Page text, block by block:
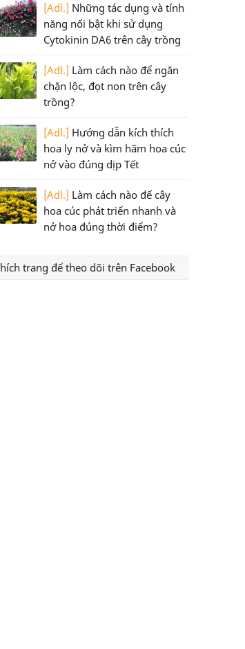
[Adl.] Những tác dụng và tính
năng nổi bật khi sử dụng
Cytokinin DA6 trên cây trồng
[Adl.] Làm cách nào để ngăn
chặn lộc, đọt non trên cây
trồng?
[Adl.] Hướng dẫn kích thích
hoa ly nở và kìm hãm hoa cúc
nở vào đúng dịp Tết
[Adl.] Làm cách nào để cây
hoa cúc phát triển nhanh và
nở hoa đúng thời điểm?
trang để theo dõi trên Facebook